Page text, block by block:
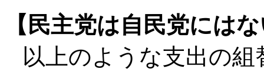
【民主党は自民党には
以上のような支出の組